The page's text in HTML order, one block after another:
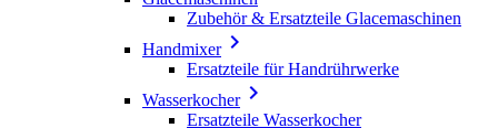
Zubehör & Ersatzteile Glacemaschinen
Handmixer
Ersatzteile für Handrührwerke
Wasserkocher
Ersatzteile Wasserkocher